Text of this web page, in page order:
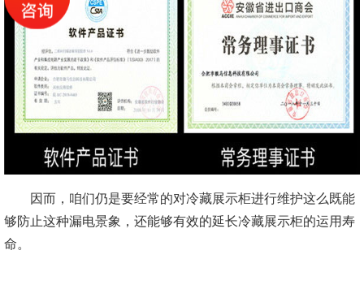
因而，咱们仍是要经常的对冷藏展示柜进行维护这么既能
够防止这种漏电景象，还能够有效的延长冷藏展示柜的运用寿
命。